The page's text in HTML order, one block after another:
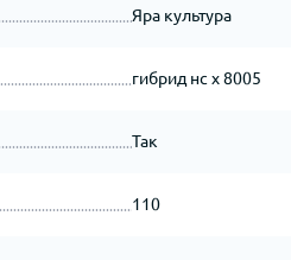
Яра культура
гибрид нс х 8005
Так
110